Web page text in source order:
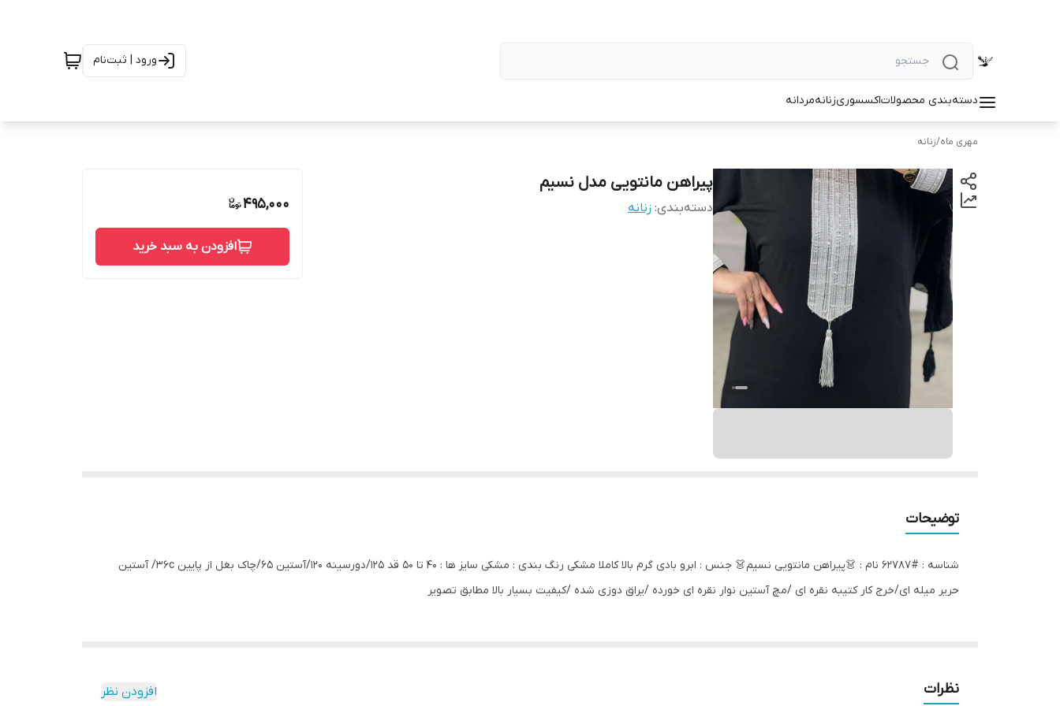
ورود | ثبت‌نام
دسته‌بندی محصولاتاکسسوریزنانهمردانه
مهری ماه/زنانه
پیراهن مانتویی مدل نسیم
دسته‌بندی: زنانه 495,000
افزودن به سبد خرید
توضیحات
شناسه : #62787 نام : 👗پیراهن مانتویی نسیم👗 جنس : ابرو بادی گرم بالا کاملا مشکی رنگ بندی : مشکی سایز ها : 40 تا 50 قد 125/دورسینه 120/آستین 65/چاک بغل از پایین 36c/ آستین
حریر میله ای/خرج کار کتیبه نقره ای /مچ آستین نوار نقره ای خورده /یراق دوزی شده /کیفیت بسیار بالا مطابق تصویر
نظرات افزودن نظر